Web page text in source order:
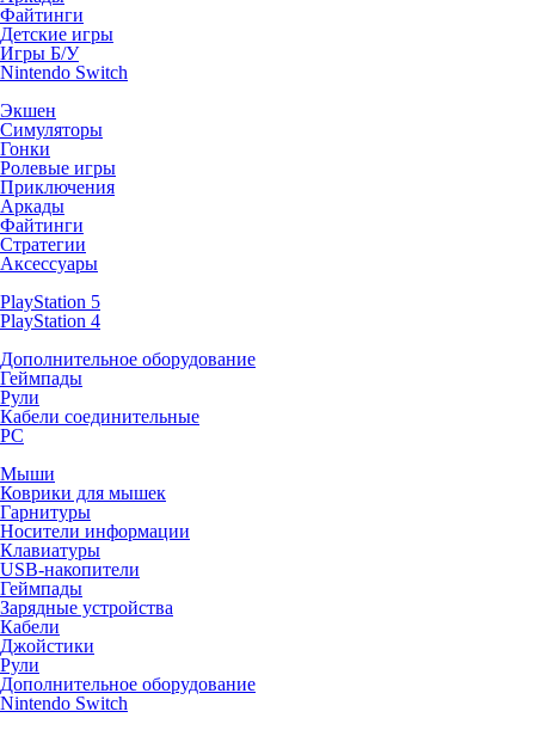
Файтинги
Детские игры
Игры Б/У
Nintendo Switch
Экшен
Симуляторы
Гонки
Ролевые игры
Приключения
Аркады
Файтинги
Стратегии
Аксессуары
PlayStation 5
PlayStation 4
Дополнительное оборудование
Геймпады
Рули
Кабели соединительные
PC
Мыши
Коврики для мышек
Гарнитуры
Носители информации
Клавиатуры
USB-накопители
Геймпады
Зарядные устройства
Кабели
Джойстики
Рули
Дополнительное оборудование
Nintendo Switch